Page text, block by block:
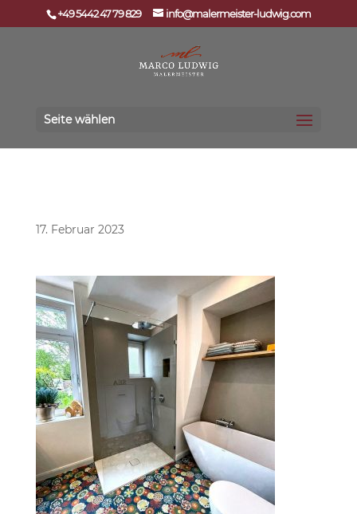
+49 5442 47 79 829 info@malermeister-ludwig.com
Seite wählen
17. Februar 2023